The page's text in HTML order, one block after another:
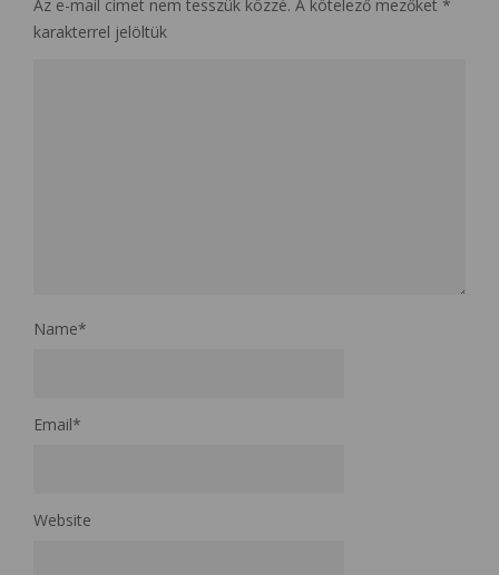
Az e-mail címet nem tesszük közzé. A kötelező mezőket *
karakterrel jelöltük
Name*
Email*
Website